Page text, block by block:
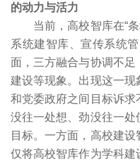
的动力与活力
当前，高校智库在“
系统建智库、宣传系统
面，三方融合与协调不足
建设等现象。出现这一
和党委政府之间目标诉
没往一处想、劲没往一
目标。一方面，高校建设
仅将高校智库作为学科建